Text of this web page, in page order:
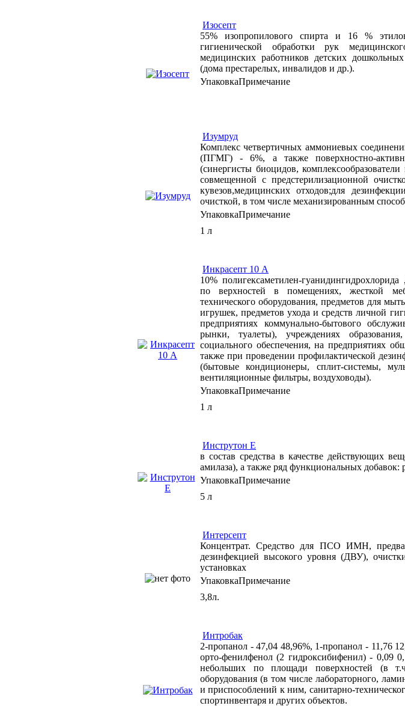
Изосепт
55% изопропилового спирта и 16 %
гигиенической обработки рук
медицинских работников детских
(дома престарелых, инвалидов и др.).
УпаковкаПримечание
Изумруд
Комплекс четвертичных аммониевых
(ПГМГ) - 6%, а также поверхностно-
(синергисты биоцидов,
совмещенной с предстерилизационной
кувезов,медицинских отходов;для
очисткой, в том числе механизированным
УпаковкаПримечание
1 л
Инкрасепт 10 А
10% полигексаметилен-
по верхностей в помещениях, жесткой
технического оборудования, предметов для
игрушек, предметов ухода и средств личной
предприятиях коммунально-бытового
рынки, туалеты), учреждениях
социального обеспечения, на предприятиях
также при проведении профилактической
(бытовые кондиционеры, сплит-системы,
вентиляционные фильтры, воздуховоды).
УпаковкаПримечание
1 л
Инструтон Е
в состав средства в качестве действующих
амилаза), а также ряд функциональных добавок:
УпаковкаПримечание
5 л
Интерсепт
Концентрат. Средство для ПСО ИМН,
дезинфекцией высокого уровня (ДВУ),
установках
УпаковкаПримечание
3,8л.
Интробак
2-пропанол - 47,04 48,96%, 1-пропанол - 11,76
орто-фенилфенол (2 гидроксибифенил) - 0,09
небольших по площади поверхностей (в
оборудования (в том числе лабораторного,
и приспособлений к ним, санитарно-
спортинвентаря и других объектов.